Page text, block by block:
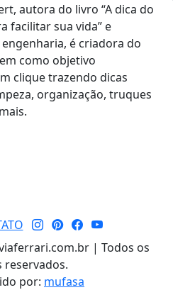
autora do livro “A dica do
facilitar sua vida” e
é criadora do
como objetivo
clique trazendo dicas
organização, truques
| Todos os
reservados.
por: mufasa